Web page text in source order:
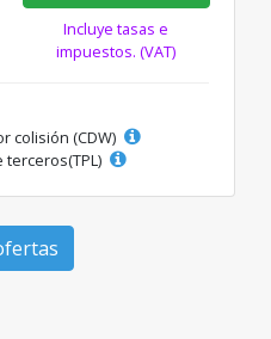
Incluye tasas e
impuestos. (VAT)
colisión (CDW)